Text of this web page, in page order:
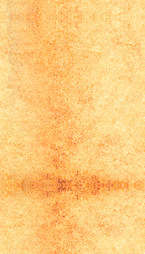
14 серия
15 серия
16 серия
17 серия
18 серия